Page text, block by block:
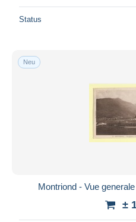
Status
Neu
Montriond - Vue
±